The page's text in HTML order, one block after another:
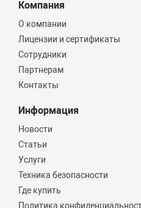
Компания
О компании
Лицензии и сертификаты
Сотрудники
Партнерам
Контакты
Информация
Новости
Статьи
Услуги
Техника безопасности
Где купить
Политика